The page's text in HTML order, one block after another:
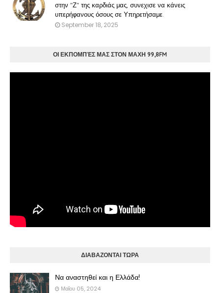
στην "Ζ" της καρδιάς μας, συνεχισε να κάνεις
υπερήφανους όσους σε Υπηρετήσαμε.
September 18, 2025
ΟΙ ΕΚΠΟΜΠΈΣ ΜΑΣ ΣΤΟΝ ΜΑΧΗ 99,8FM
ΔΙΑΒΑΖΟΝΤΑΙ ΤΩΡΑ
Να αναστηθεί και η Ελλάδα!
Μαΐου 05, 2024